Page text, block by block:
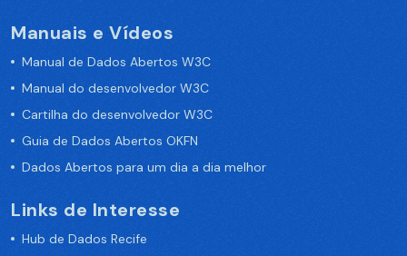
Manuais e Vídeos
Manual de Dados Abertos W3C
Manual do desenvolvedor W3C
Cartilha do desenvolvedor W3C
Guia de Dados Abertos OKFN
Dados Abertos para um dia a dia melhor
Links de Interesse
Hub de Dados Recife